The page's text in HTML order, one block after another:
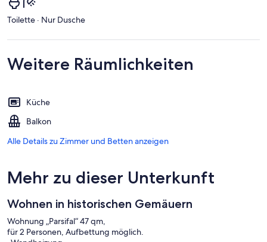
Toilette · Nur Dusche
Weitere Räumlichkeiten
Küche
Balkon
Alle Details zu Zimmer und Betten anzeigen
Mehr zu dieser Unterkunft
Wohnen in historischen Gemäuern
Wohnung „Parsifal“ 47 qm,
für 2 Personen, Aufbettung möglich.